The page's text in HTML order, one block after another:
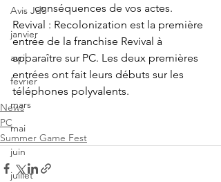
Avis JdS
janvier
avril
fevrier
mars
mai
juin
juillet
conséquences de vos actes.
Revival : Recolonization est la première
entrée de la franchise Revival à
apparaître sur PC. Les deux premières
entrées ont fait leurs débuts sur les
téléphones polyvalents.
News
PC
Summer Game Fest